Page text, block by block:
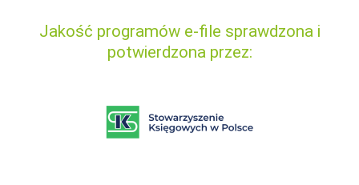
Jakość programów e-file sprawdzona i
potwierdzona przez: